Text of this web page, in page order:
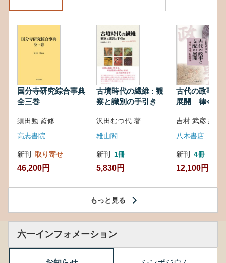
国分寺研究綜合事典
全三巻
須田勉 監修
高志書院
新刊 取り寄せ
46,200円
古墳時代の繊維 : 観
察と識別の手引き
沢田むつ代 著
雄山閣
新刊 1冊
5,830円
古代の政事と
展開 律令・
吉村 武彦 編集
八木書店
新刊 4冊
12,100円
もっと見る
六一インフォメーション